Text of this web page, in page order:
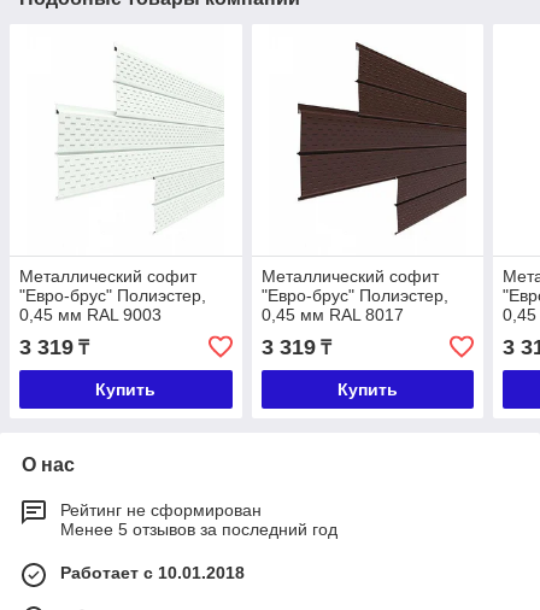
Металлический софит
"Евро-брус" Полиэстер,
0,45 мм RAL 9003
3 319 ₸
Купить
Металлический софит
"Евро-брус" Полиэстер,
0,45 мм RAL 8017
3 319₸
Купить
3
О нас
Рейтинг не сформирован
Менее 5 отзывов за последний год
Работает с 10.01.2018